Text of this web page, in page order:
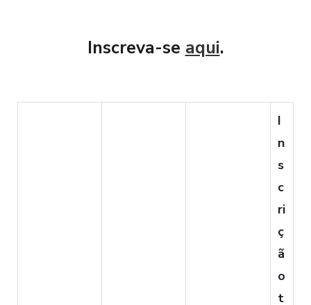
Inscreva-se aqui.
I
n
s
c
ri
ç
ã
o
t